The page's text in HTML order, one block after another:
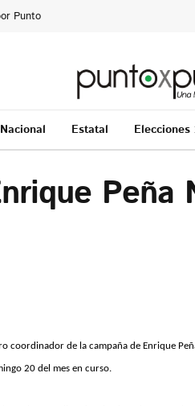
Punto
Nacional Estatal Elecciones
Peña
coordinador de la campaña de Enrique
20 del mes en curso.